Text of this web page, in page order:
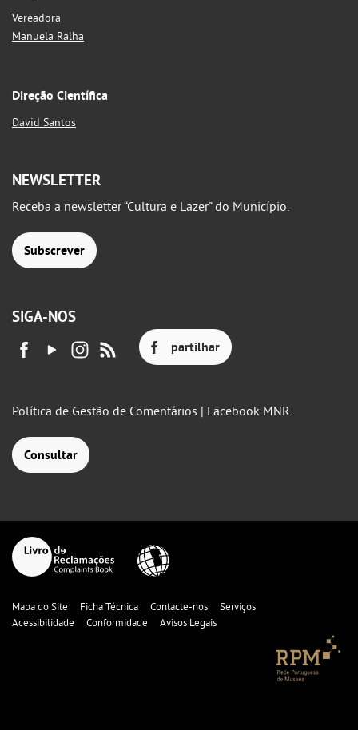
Vereadora
Manuela Ralha
Direção Científica
David Santos
NEWSLETTER
Receba a newsletter “Cultura e Lazer" do Município.
Subscrever
SIGA-NOS
partilhar
Política de Gestão de Comentários | Facebook MNR.
Consultar
Mapa do Site Ficha Técnica Contacte-nos
Serviços
Acessibilidade
Conformidade Avisos Legais